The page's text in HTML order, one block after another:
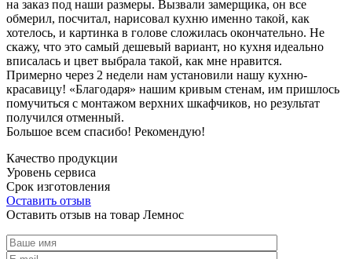
на заказ под наши размеры. Вызвали замерщика, он все
обмерил, посчитал, нарисовал кухню именно такой, как
хотелось, и картинка в голове сложилась окончательно. Не
скажу, что это самый дешевый вариант, но кухня идеально
вписалась и цвет выбрала такой, как мне нравится.
Примерно через 2 недели нам установили нашу кухню-
красавицу! «Благодаря» нашим кривым стенам, им пришлось
помучиться с монтажом верхних шкафчиков, но результат
получился отменный.
Большое всем спасибо! Рекомендую!
Качество продукции
Уровень сервиса
Срок изготовления
Оставить отзыв
Оставить отзыв на товар Лемнос